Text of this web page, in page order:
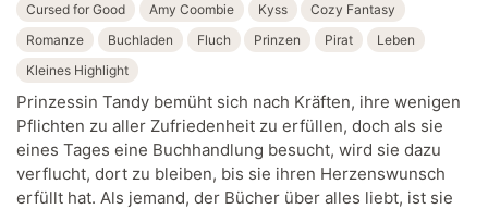
Cursed for Good Amy Coombie Kyss
Cozy Fantasy
Romanze
Buchladen Fluch Prinzen Pirat
Leben
Kleines Highlight
Prinzessin Tandy bemüht sich nach Kräften, ihre wenigen
Pflichten zu aller Zufriedenheit zu erfüllen, doch als sie
eines Tages eine Buchhandlung besucht, wird sie dazu
verflucht, dort zu bleiben, bis sie ihren Herzenswunsch
erfüllt hat. Als jemand, der Bücher über alles liebt, ist sie